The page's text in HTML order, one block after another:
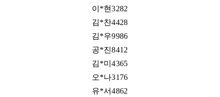
이*현3282
김*찬4428
김*우9986
공*진8412
김*미4365
오*나3176
유*서4862